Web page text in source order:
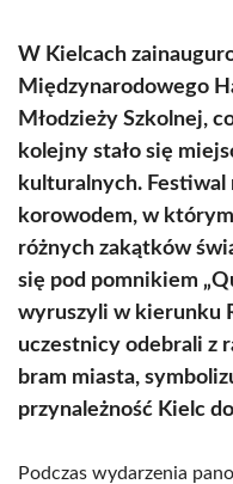
W Kielcach
Międzynarodowego
Młodzieży Szkolnej,
kolejny stało się
kulturalnych. Festiwal
korowodem, w
różnych zakątków
się pod pomnikiem
wyruszyli w kierunku
uczestnicy odebrali z
bram miasta,
przynależność Kielc
Podczas wydarzenia